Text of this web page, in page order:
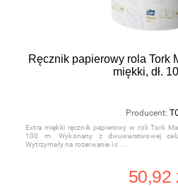
Ręcznik papierowy rola Tork
miękki, dł.
Producent:
Extra miękki ręcznik papierowy w roli Tork
100 m. Wykonany z dwuwarstwowej
Wytrzymały na rozerwanie i c
50,92